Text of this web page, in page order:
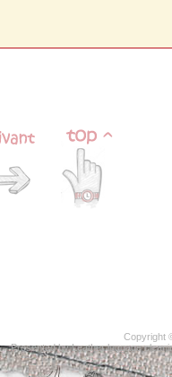
Copyright
Presented byLeather luggage